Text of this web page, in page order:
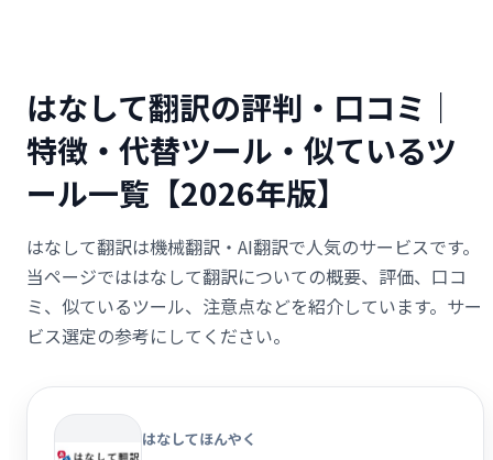
はなして翻訳の評判・口コミ｜
特徴・代替ツール・似ているツ
ール一覧【2026年版】
はなして翻訳は機械翻訳・AI翻訳で人気のサービスです。
当ページでははなして翻訳についての概要、評価、口コ
ミ、似ているツール、注意点などを紹介しています。サー
ビス選定の参考にしてください。
はなしてほんやく